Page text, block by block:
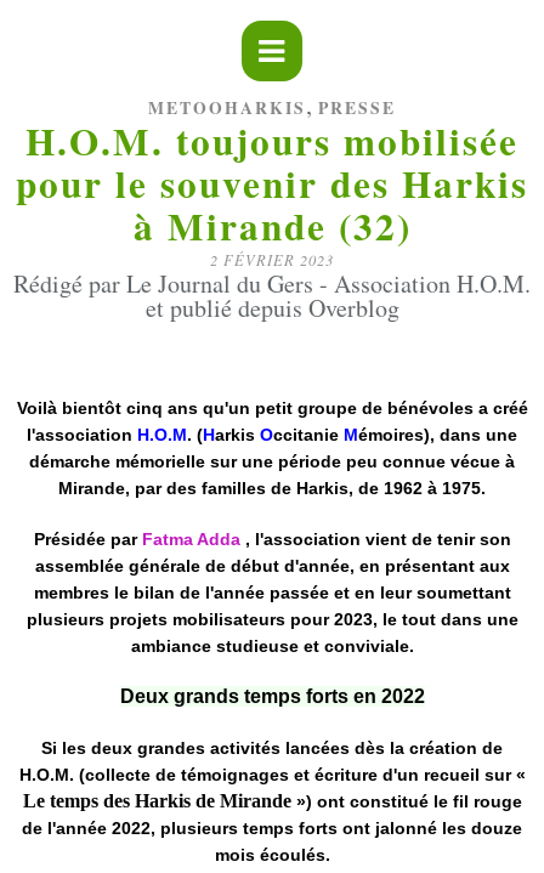
METOOHARKIS , PRESSE
H.O.M. toujours mobilisée
pour le souvenir des Harkis
à Mirande (32)
2 FÉVRIER 2023
Rédigé par Le Journal du Gers - Association H.O.M.
et publié depuis Overblog
Voilà bientôt cinq ans qu'un petit groupe de bénévoles a créé
l'association H.O.M. (Harkis Occitanie Mémoires), dans une
démarche mémorielle sur une période peu connue vécue à
Mirande, par des familles de Harkis, de 1962 à 1975.
Présidée par Fatma Adda, l'association vient de tenir son
assemblée générale de début d'année, en présentant aux
membres le bilan de l'année passée et en leur soumettant
plusieurs projets mobilisateurs pour 2023, le tout dans une
ambiance studieuse et conviviale.
Deux grands temps forts en 2022
Si les deux grandes activités lancées dès la création de
H.O.M. (collecte de témoignages et écriture d'un recueil sur «
Le temps des Harkis de Mirande») ont constitué le fil rouge
de l'année 2022, plusieurs temps forts ont jalonné les douze
mois écoulés.